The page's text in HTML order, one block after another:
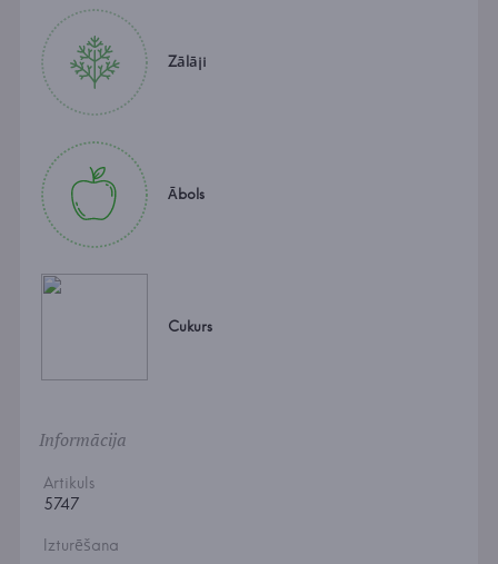
Zālāji
Ābols
Cukurs
Informācija
Artikuls
5747
Izturēšana